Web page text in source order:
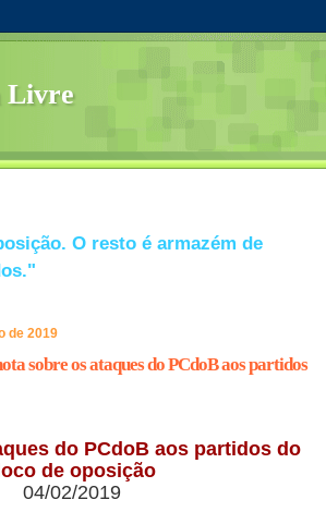
Livre
O resto é armazém de
de 2019
sobre os ataques do PCdoB aos partidos
do PCdoB aos partidos do
de oposição
04/02/2019